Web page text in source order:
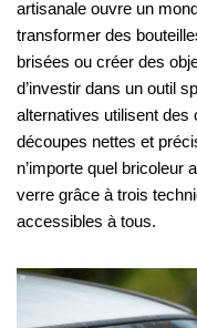
artisanale ouvre un
transformer des
brisées ou créer des
d’investir dans un outil
alternatives utilisent des
découpes nettes et
n’importe quel bricoleur
verre grâce à trois
accessibles à tous.